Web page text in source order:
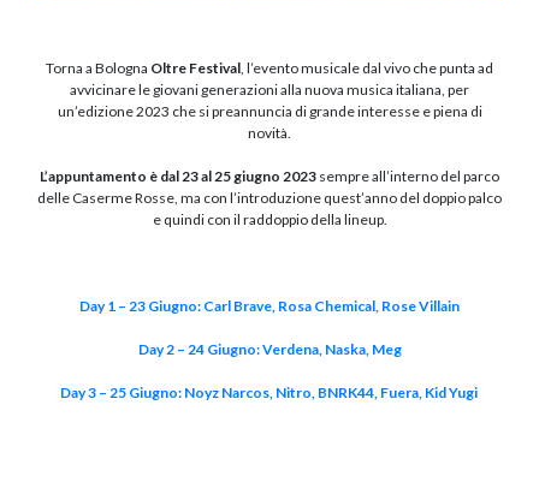
Torna a Bologna Oltre Festival, l’evento musicale dal vivo che punta ad
avvicinare le giovani generazioni alla nuova musica italiana, per
un’edizione 2023 che si preannuncia di grande interesse e piena di
novità.
L’appuntamento è dal 23 al 25 giugno 2023 sempre all’interno del parco
delle Caserme Rosse, ma con l’introduzione quest’anno del doppio palco
e quindi con il raddoppio della lineup.
Day 1 – 23 Giugno: Carl Brave, Rosa Chemical, Rose Villain
Day 2 – 24 Giugno: Verdena, Naska, Meg
Day 3 – 25 Giugno: Noyz Narcos, Nitro, BNRK44, Fuera, Kid Yugi